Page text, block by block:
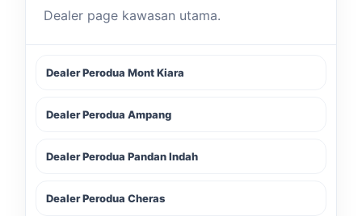
Dealer page kawasan utama.
Dealer Perodua Mont Kiara
Dealer Perodua Ampang
Dealer Perodua Pandan Indah
Dealer Perodua Cheras